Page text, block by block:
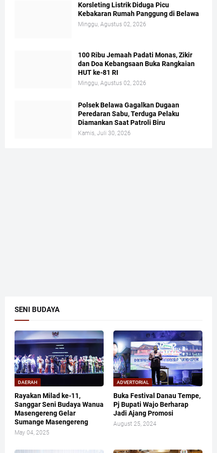
Korsleting Listrik Diduga Picu
Kebakaran Rumah Panggung di Belawa
Minggu, Agustus 02, 2026
100 Ribu Jemaah Padati Monas, Zikir
dan Doa Kebangsaan Buka Rangkaian
HUT ke-81 RI
Minggu, Agustus 02, 2026
Polsek Belawa Gagalkan Dugaan
Peredaran Sabu, Terduga Pelaku
Diamankan Saat Patroli Biru
Kamis, Juli 30, 2026
SENI BUDAYA
DAERAH
Rayakan Milad ke-11,
Sanggar Seni Budaya Wanua
Masengereng Gelar
Sumange Masengereng
May 04, 2025
ADVERTORIAL
Buka Festival Danau Tempe,
Pj Bupati Wajo Berharap
Jadi Ajang Promosi
August 25, 2024